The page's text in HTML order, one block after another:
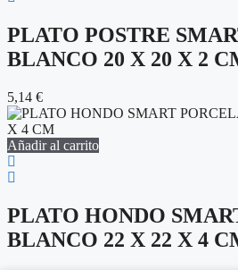
PLATO POSTRE
BLANCO 20 X 20 X 2
5,14 €
Añadir al carrito
PLATO HONDO
BLANCO 22 X 22 X 4